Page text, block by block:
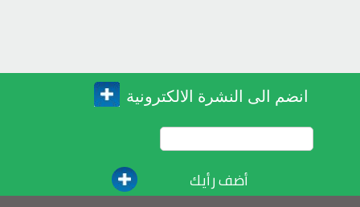
انضم الى النشرة الالكترونية
أضف رأيك